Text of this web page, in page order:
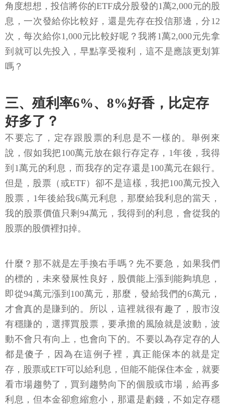
角度想想，投信將你的ETF成分股發的1萬2,000元的股
息，一次發給你比較好，還是先存在投信那邊，分12
次，每次給你1,000元比較好呢？我將1萬2,000元先拿
到就可以先投入，早點享受複利，這不是應該更划算
嗎？
三、殖利率6%、8%好香，比定存
好多了？
不要忘了，定存跟股票的利息是不一樣的。舉例來
說，假如我把100萬元放在銀行存定存，1年後，我得
到1萬元的利息，而我存的定存還是100萬元在銀行。
但是，股票（或ETF）卻不是這樣，我把100萬元投入
股票，1年後給我6萬元利息，那麼給我利息的當天，
我的股票價值只剩94萬元，我得到的利息，會從我的
股票的股價裡扣掉。
什麼？那不就是左手換右手嗎？先不要急，如果我們
的標的，未來發展性良好，股價能上漲到能夠填息，
即從94萬元漲到100萬元，那麼，發給我們的6萬元，
才會真的是賺到的。所以，這裡就很有趣了，股市沒
有穩賺的，選擇買股票，要承擔的風險就是波動，波
動不會只有向上，也會向下的。不要以為存定存的人
都是傻子，因為在這例子裡，真正能保本的就是定
存，股票或ETF可以給利息，但能不能保住本金，就要
看市場趨勢了，買到趨勢向下的個股或市場，給再多
利息，但本金卻愈縮愈小，那還是虧錢，不如定存穩